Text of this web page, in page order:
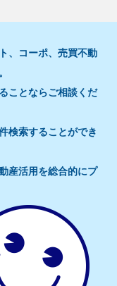
、コーポ、売買不動
ことならご相談くだ
検索することができ
産活用を総合的にプ